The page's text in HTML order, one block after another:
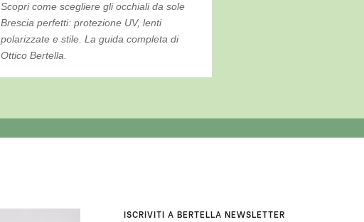
Scopri come scegliere gli occhiali da sole
Brescia perfetti: protezione UV, lenti
polarizzate e stile. La guida completa di
Ottico Bertella.
ISCRIVITI A BERTELLA NEWSLETTER